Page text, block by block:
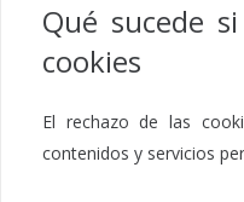
Qué sucede
cookies
El rechazo de las
contenidos y servicios